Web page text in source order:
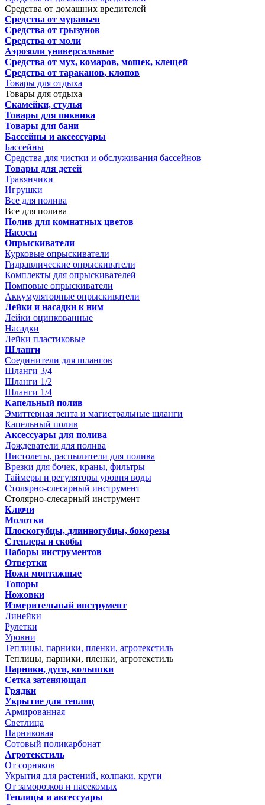
Средства от домашних вредителей
Средства от муравьев
Средства от грызунов
Средства от моли
Аэрозоли универсальные
Средства от мух, комаров, мошек, клещей
Средства от тараканов, клопов
Товары для отдыха
Товары для отдыха
Скамейки, стулья
Товары для пикника
Товары для бани
Бассейны и аксессуары
Бассейны
Средства для чистки и обслуживания бассейнов
Товары для детей
Травянчики
Игрушки
Все для полива
Все для полива
Полив для комнатных цветов
Насосы
Опрыскиватели
Курковые опрыскиватели
Гидравлические опрыскиватели
Комплекты для опрыскивателей
Помповые опрыскиватели
Аккумуляторные опрыскиватели
Лейки и насадки к ним
Лейки оцинкованные
Насадки
Лейки пластиковые
Шланги
Соединители для шлангов
Шланги 3/4
Шланги 1/2
Шланги 1/4
Капельный полив
Эмиттерная лента и магистральные шланги
Капельный полив
Аксессуары для полива
Дождеватели для полива
Пистолеты, распылители для полива
Врезки для бочек, краны, фильтры
Таймеры и регуляторы уровня воды
Столярно-слесарный инструмент
Столярно-слесарный инструмент
Ключи
Молотки
Плоскогубцы, длинногубцы, бокорезы
Степлера и скобы
Наборы инструментов
Отвертки
Ножи монтажные
Топоры
Ножовки
Измерительный инструмент
Линейки
Рулетки
Уровни
Теплицы, парники, пленки, агротекстиль
Теплицы, парники, пленки, агротекстиль
Парники, дуги, колышки
Сетка затеняющая
Грядки
Укрытие для теплиц
Армированная
Светлица
Парниковая
Сотовый поликарбонат
Агротекстиль
От сорняков
Укрытия для растений, колпаки, круги
От заморозков и насекомых
Теплицы и аксессуары